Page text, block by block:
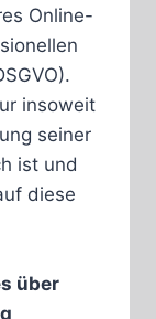
Online-
insoweit
seiner
ist und
diese
über